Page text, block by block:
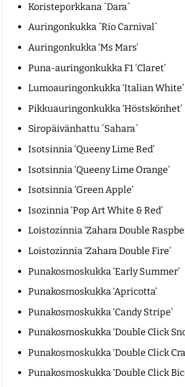
Koristeporkkana ´Dara´
Auringonkukka ´Rio Carnival`
Auringonkukka ‘Ms Mars’
Puna-auringonkukka F1 ‘Claret’
Lumoauringonkukka ‘Italian White’
Pikkuauringonkukka ‘Höstskönhet’
Siropäivänhattu ´Sahara´
Isotsinnia ‘Queeny Lime Red’
Isotsinnia ‘Queeny Lime Orange’
Isotsinnia ‘Green Apple’
Isozinnia ‘Pop Art White & Red’
Loistozinnia ‘Zahara Double
Loistozinnia ‘Zahara Double Fire’
Punakosmoskukka ‘Early Summer’
Punakosmoskukka ‘Apricotta’
Punakosmoskukka ‘Candy Stripe’
Punakosmoskukka ‘Double Click
Punakosmoskukka ‘Double Click
Punakosmoskukka ‘Double Click